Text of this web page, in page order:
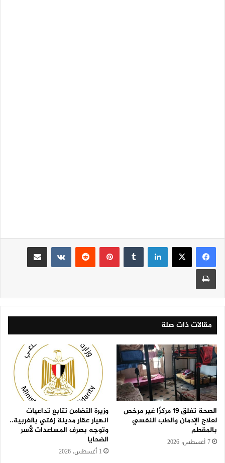
لينكدإن بينتيريست
مقالات ذات صلة
الصحة تغلق 19 مركزًا غير مرخص
لعلاج الإدمان والطب النفسي
بالمقطم
7 أغسطس، 2026
وزيرة التضامن تتابع تداعيات
انهيار عقار مدينة زفتي بالغربية..
وتوجه بصرف المساعدات لأسر
الضحايا
1 أغسطس، 2026